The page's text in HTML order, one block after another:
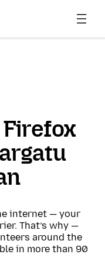
internet — your
That’s why —
around the
in more than 90